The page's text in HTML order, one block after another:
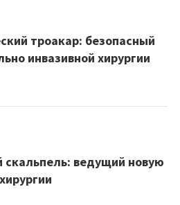
троакар: безопасный
инвазивной хирургии
скальпель: ведущий новую